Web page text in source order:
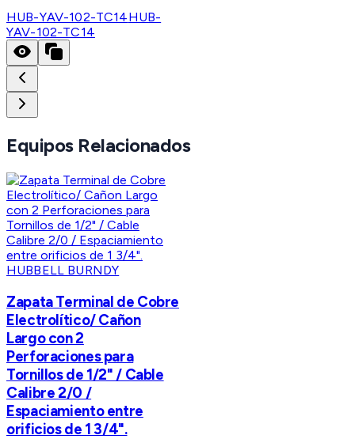
HUB-YAV-102-TC14HUB-
YAV-102-TC14
Equipos Relacionados
HUBBELL BURNDY
Zapata Terminal de Cobre
Electrolítico/ Cañon
Largo con 2
Perforaciones para
Tornillos de 1/2" / Cable
Calibre 2/0 /
Espaciamiento entre
orificios de 1 3/4".